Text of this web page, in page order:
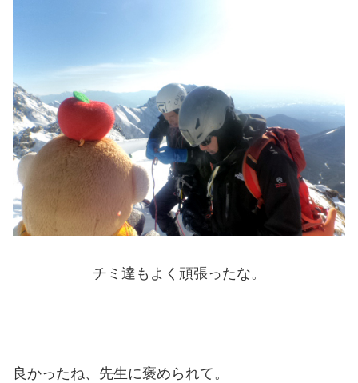
チミ達もよく頑張ったな。
良かったね、先生に褒められて。